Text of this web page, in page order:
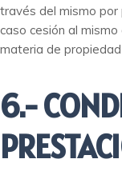
través del mismo por
caso cesión al mismo
materia de
6.-